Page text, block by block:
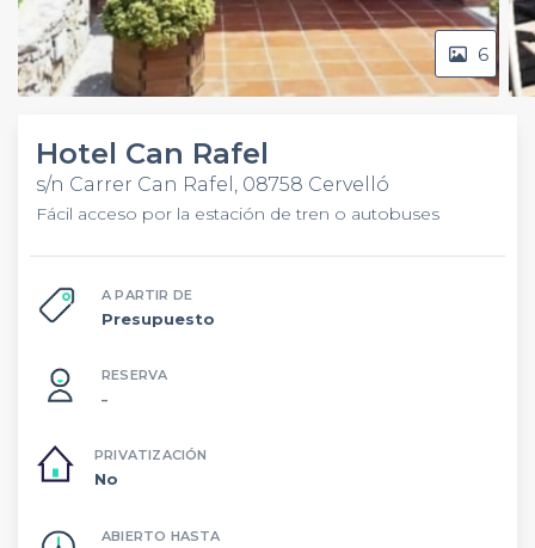
6
Hotel Can Rafel
s/n Carrer Can Rafel, 08758 Cervelló
Fácil acceso por la estación de tren o autobuses
A PARTIR DE
Presupuesto
RESERVA
–
PRIVATIZACIÓN
No
ABIERTO HASTA